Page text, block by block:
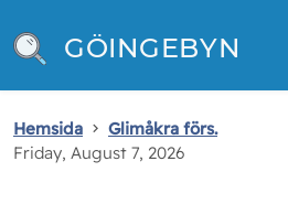
GÖINGEBYN
Hemsida
Glimåkra förs.
Friday, August 7, 2026